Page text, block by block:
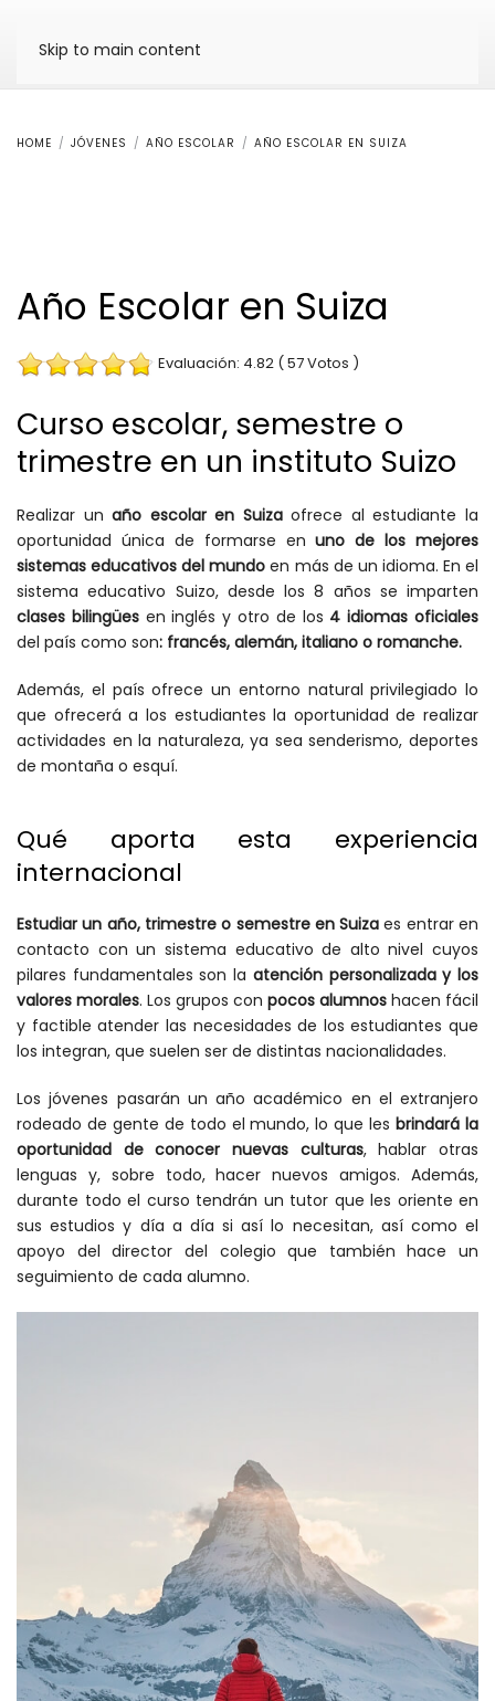
Skip to main content
HOME JÓVENES AÑO ESCOLAR AÑO ESCOLAR EN SUIZA
Año Escolar en Suiza
Evaluación: 4.82 ( 57 Votos )
Curso escolar, semestre o
trimestre en un instituto Suizo
Realizar unaño escolar en Suizaofrece al estudiante la
oportunidad única de formarse enuno de los mejores
sistemas educativos del mundo en más de un idioma. En el
sistema educativo Suizo, desde los 8 años se imparten
clases bilingüesen inglés y otro de los 4 idiomas oficiales
del país como son: francés, alemán, italiano o romanche.
Además, el país ofrece un entorno natural privilegiado lo
que ofrecerá a los estudiantes la oportunidad de realizar
actividades en la naturaleza, ya sea senderismo, deportes
de montaña o esquí.
Qué aporta esta experiencia
internacional
Estudiar un año, trimestre o semestre en Suiza es entrar en
contacto con un sistema educativo de alto nivel cuyos
pilares fundamentales son la atención personalizada y los
valores morales. Los grupos con pocos alumnos hacen fácil
y factible atender las necesidades de los estudiantes que
los integran, que suelen ser de distintas nacionalidades.
Los jóvenes pasarán un año académico en el extranjero
rodeado de gente de todo el mundo, lo que lesbrindará la
oportunidad de conocer nuevas culturas, hablar otras
lenguas y, sobre todo, hacer nuevos amigos. Además,
durante todo el curso tendrán un tutor que les oriente en
sus estudios y día a día si así lo necesitan, así como el
apoyo del director del colegio que también hace un
seguimiento de cada alumno.